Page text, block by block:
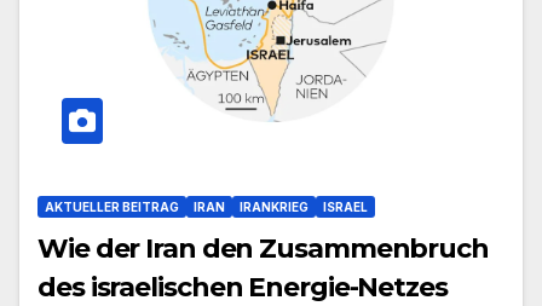
AKTUELLER BEITRAG IRAN IRANKRIEG ISRAEL
Wie der Iran den Zusammenbruch
des israelischen Energie-Netzes